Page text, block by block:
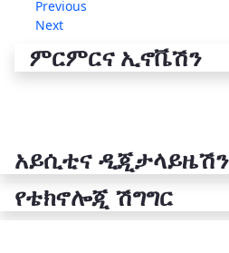
Previous
Next
ምርምርና ኢኖቬሽን
አይሲቲና ዲጂታላይዜሽን
የቴክኖሎጂ ሽግግር